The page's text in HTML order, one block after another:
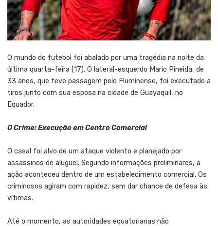
O mundo do futebol foi abalado por uma tragédia na noite da
última quarta-feira (17). O lateral-esquerdo Mario Pineida, de
33 anos, que teve passagem pelo Fluminense, foi executado a
tiros junto com sua esposa na cidade de Guayaquil, no
Equador.
O Crime: Execução em Centro Comercial
O casal foi alvo de um ataque violento e planejado por
assassinos de aluguel. Segundo informações preliminares, a
ação aconteceu dentro de um estabelecimento comercial. Os
criminosos agiram com rapidez, sem dar chance de defesa às
vítimas.
Até o momento, as autoridades equatorianas não